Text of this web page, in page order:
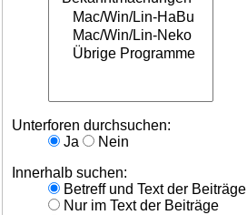
Unterforen durchsuchen:
Ja
Nein
Innerhalb suchen:
Betreff und Text der Beiträge
Nur im Text der Beiträge